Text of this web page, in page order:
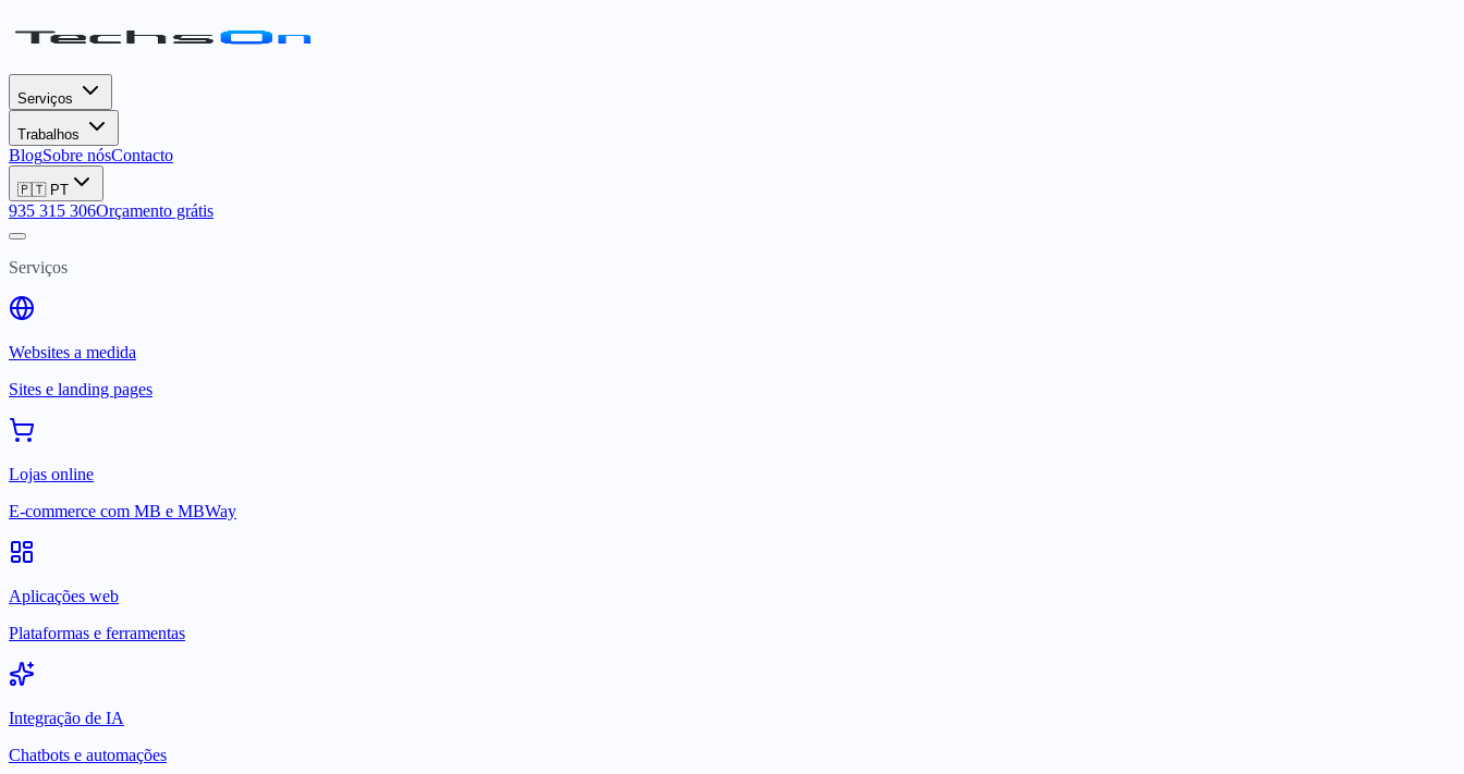
Serviços
Trabalhos
BlogSobre nósContacto
🇵🇹 PT
935 315 306Orçamento grátis
Serviços
Websites a medida
Sites e landing pages
Lojas online
E-commerce com MB e MBWay
Aplicações web
Plataformas e ferramentas
Integração de IA
Chatbots e automações